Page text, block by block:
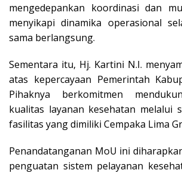
mengedepankan koordinasi dan
menyikapi dinamika operasional
sama berlangsung.
Sementara itu, Hj. Kartini N.I.
atas kepercayaan Pemerintah
Pihaknya berkomitmen
kualitas layanan kesehatan melalui
fasilitas yang dimiliki Cempaka Lima
Penandatanganan MoU ini
penguatan sistem pelayanan